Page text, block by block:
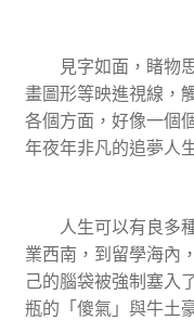
見字如面，睹物思
畫圖形等映進視線，
各個方面，好像一個
年夜年非凡的追夢人
人生可以有良多種
業西南，到留學海內
己的腦袋被強制塞入
瓶的「傻氣」與牛土